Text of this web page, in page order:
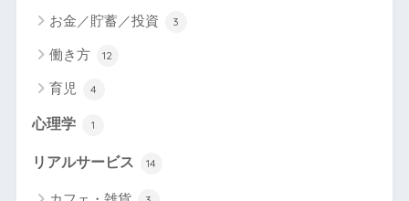
お金／貯蓄／投資 3
働き方 12
育児 4
心理学 1
リアルサービス 14